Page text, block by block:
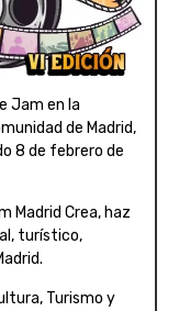
Jam en la
de Madrid,
8 de febrero de
Madrid Crea, haz
turístico,
Turismo y